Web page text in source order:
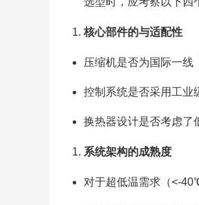
核心部件的与适配性
压缩机是否为国际一线
控制系统是否采用工业
换热器设计是否考虑了
系统架构的成熟度
对于超低温需求（<-